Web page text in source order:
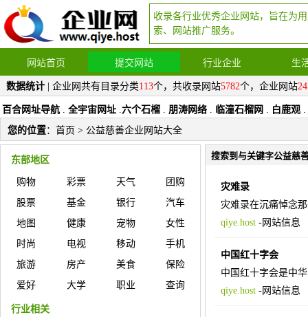
收录各行业优秀企业网站，旨在为
索、网站推广服务。
网站首页 提交网站 行业企业 生
数据统计 | 企业网共有目录分类113个，共收录网站5782个，企业网站
百合网址导航 . 全宇宙网址 .六个石榴 . 朋涛网络 . 临潼石榴网 . 白鹿观 .
您的位置： 首页 > 公益慈善企业网站大全
东部地区
购物 彩票 天气
团购
股票
基金 银行
汽车
地图
健康 宠物
女性
时尚
电视 移动
手机
旅游
房产 美食
保险
爱好
大学 职业 查询
行业相关
搜索到与关键字公益慈
灾难录
灾难录在沉痛悼念
qiye.host-网站信息
中国红十字会
中国红十字会是中
qiye.host-网站信息